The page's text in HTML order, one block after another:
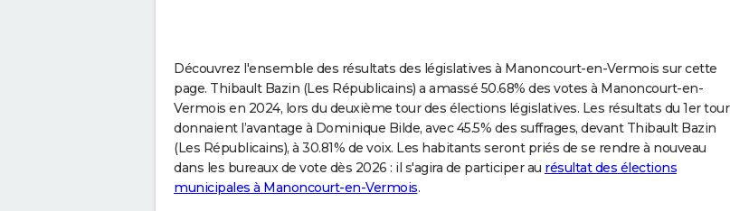
Découvrez l'ensemble des résultats des législatives à Manoncourt-en-Vermois sur cette
page. Thibault Bazin (Les Républicains) a amassé 50.68% des votes à Manoncourt-en-
Vermois en 2024, lors du deuxième tour des élections législatives. Les résultats du 1er tour
donnaient l’avantage à Dominique Bilde, avec 45.5% des suffrages, devant Thibault Bazin
(Les Républicains), à 30.81% de voix. Les habitants seront priés de se rendre à nouveau
dans les bureaux de vote dès 2026 : il s'agira de participer au résultat des élections
municipales à Manoncourt-en-Vermois.